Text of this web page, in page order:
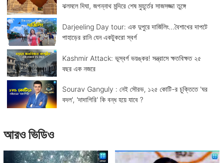
ঝলমলে দিঘা, জগন্নাথ মন্দিরে শেষ মুহূর্তের সাজসজ্জা তুঙ্গে
Darjeeling Day tour: এক দুপুরে দার্জিলিং...বৈশাখের দাপটে
পাহাড়ের রানি যেন একটুকরো স্বর্গ
Kashmir Attack: ভূস্বর্গ ভয়ঙ্কর! সন্ত্রাসে ক্ষতবিক্ষত ২৫
বছর এক নজরে
Sourav Ganguly : নেই সৌরভ, ১২৫ কোটি-র চুক্তিতে 'ঘর
বদল', 'দাদাগিরি' কি বন্ধ হয়ে যাবে ?
আরও ভিডিও